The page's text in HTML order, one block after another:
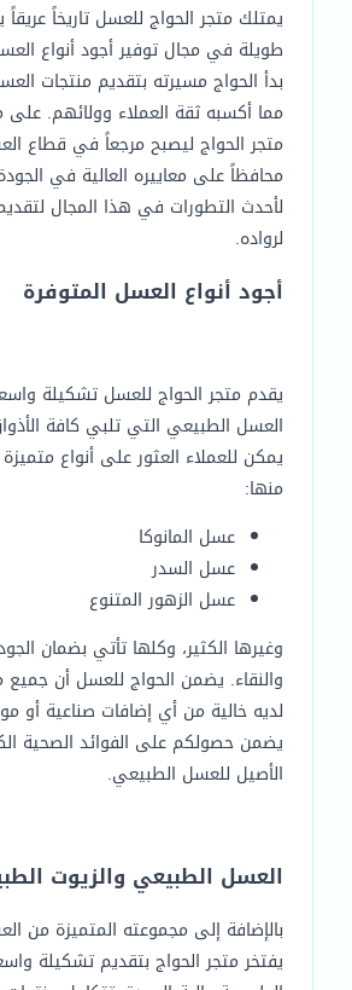
يمتلك متجر الحواج للعسل تاريخاً
طويلة في مجال توفير أجود أنواع
بدأ الحواج مسيرته بتقديم منتجات
مما أكسبه ثقة العملاء وولائهم. على
متجر الحواج ليصبح مرجعاً في قطاع
محافظاً على معاييره العالية في
لأحدث التطورات في هذا المجال
لرواده.
أجود أنواع العسل المتوفرة
يقدم متجر الحواج للعسل تشكيلة
العسل الطبيعي التي تلبي كافة
يمكن للعملاء العثور على أنواع
منها:
عسل المانوكا
عسل السدر
عسل الزهور المتنوع
وغيرها الكثير، وكلها تأتي بضمان
والنقاء. يضمن الحواج للعسل أن
لديه خالية من أي إضافات صناعية أو
يضمن حصولكم على الفوائد الصحية
الأصيل للعسل الطبيعي.
العسل الطبيعي والزيوت
بالإضافة إلى مجموعته المتميزة من
يفتخر متجر الحواج بتقديم تشكيلة